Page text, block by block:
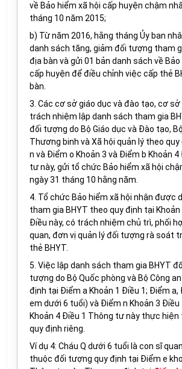
về Bảo hiểm xã hội cấp huyện chậm
tháng 10 năm 2015;
b) Từ năm 2016, hằng tháng Ủy ban
danh sách tăng, giảm đối tượng tham
địa bàn và gửi 01 bản danh sách về Bảo
cấp huyện để điều chỉnh việc cấp thẻ
bàn.
3. Các cơ sở giáo dục và đào tạo, cơ sở
trách nhiệm lập danh sách tham gia
đối tượng do Bộ Giáo dục và Đào tạo,
Thương binh và Xã hội quản lý theo quy
n và Điểm o Khoản 3 và Điểm b Khoản 4
tư này, gửi tổ chức Bảo hiểm xã hội
ngày 31 tháng 10 hằng năm.
4. Tổ chức Bảo hiểm xã hội nhận được
tham gia BHYT theo quy định tại Khoản
Điều này, có trách nhiệm chủ trì, phối
quan, đơn vị quản lý đối tượng rà soát
thẻ BHYT.
5. Việc lập danh sách tham gia BHYT
tượng do Bộ Quốc phòng và Bộ Công
định tại Điểm a Khoản 1 Điều 1; Điểm a,
em dưới 6 tuổi) và Điểm n Khoản 3 Điều
Khoản 4 Điều 1 Thông tư này thực hiện
quy định riêng.
Ví dụ 4: Cháu Q dưới 6 tuổi là con sĩ
thuộc đối tượng quy định tại Điểm e